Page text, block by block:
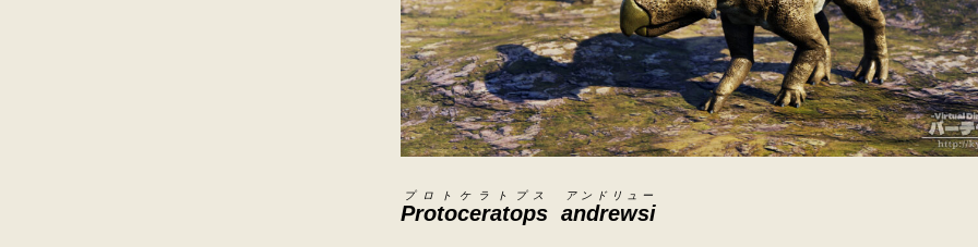
Protoceratops
プロトケラトプス
andrewsi
アンドリュー